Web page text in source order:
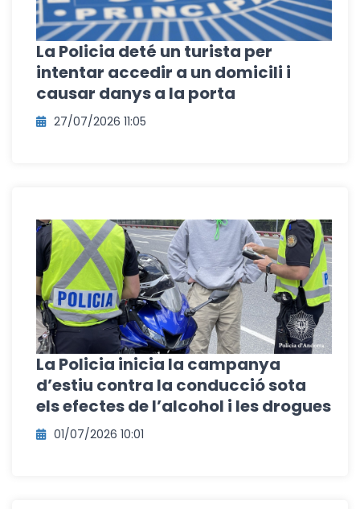
La Policia deté un turista per
intentar accedir a un domicili i
causar danys a la porta
27/07/2026 11:05
La Policia inicia la campanya
d’estiu contra la conducció sota
els efectes de l’alcohol i les drogues
01/07/2026 10:01